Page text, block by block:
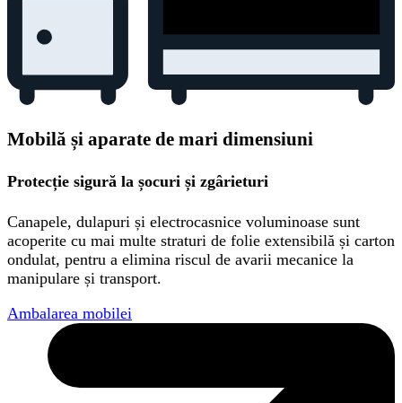
Mobilă și aparate de mari dimensiuni
Protecție sigură la șocuri și zgârieturi
Canapele, dulapuri și electrocasnice voluminoase sunt
acoperite cu mai multe straturi de folie extensibilă și carton
ondulat, pentru a elimina riscul de avarii mecanice la
manipulare și transport.
Ambalarea mobilei